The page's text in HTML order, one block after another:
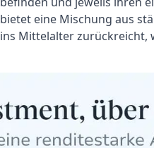
bietet eine Mischung aus
ins Mittelalter zurückreicht,